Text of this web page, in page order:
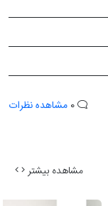
مشاهده نظرات
مشاهده بیشتر